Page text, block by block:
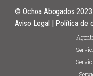
© Ochoa Abogados 2023
Aviso Legal | Política de
|